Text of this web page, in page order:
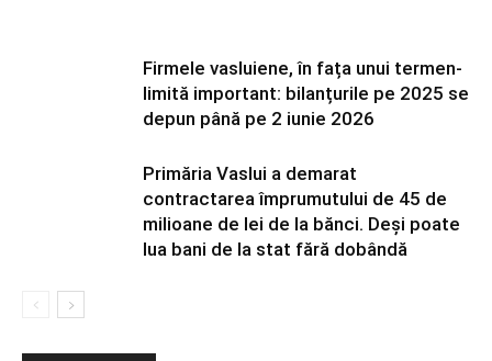
Firmele vasluiene, în fața unui termen-
limită important: bilanțurile pe 2025 se
depun până pe 2 iunie 2026
Primăria Vaslui a demarat
contractarea împrumutului de 45 de
milioane de lei de la bănci. Deși poate
lua bani de la stat fără dobândă